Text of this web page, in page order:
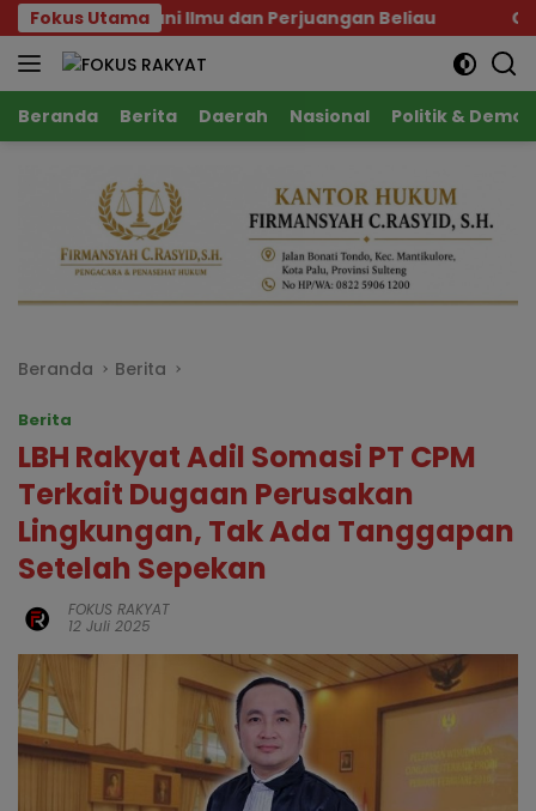
Langsung
ke
konten
Fokus Utama
Ilmu dan Perjuangan Beliau Cegah
Beranda Berita Daerah Nasional Politik &
Beranda Berita
Berita
LBH Rakyat Adil Somasi PT CPM
Terkait Dugaan Perusakan
Lingkungan, Tak Ada Tanggapan
Setelah Sepekan
FOKUS RAKYAT
12 Juli 2025